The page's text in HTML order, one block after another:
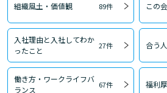
組織風土・価値観 89件 この
入社理由と入社してわか
ったこと
27件 合う
働き方・ワークライフバ
ランス
67件 福利